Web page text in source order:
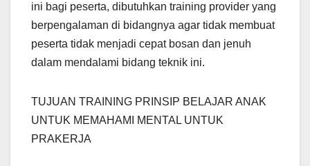
ini bagi peserta, dibutuhkan training provider yang
berpengalaman di bidangnya agar tidak membuat
peserta tidak menjadi cepat bosan dan jenuh
dalam mendalami bidang teknik ini.
TUJUAN TRAINING PRINSIP BELAJAR ANAK
UNTUK MEMAHAMI MENTAL UNTUK
PRAKERJA